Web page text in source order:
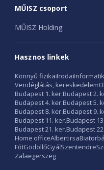
MŰISZ csoport
MŰISZ Holding
Hasznos linkek
Könnyű fizikaiIrodai
Vendéglátás, kereskedelem
Budapest 1. ker.Budapest 2.
Budapest 4. ker.Budapest 5.
Budapest 8. ker.Budapest 9.
Budapest 11. ker.Budapest
Budapest 21. ker.Budapest
Home officeAlbertirsa
FótGödöllőGyálSzentendre
Zalaegerszeg